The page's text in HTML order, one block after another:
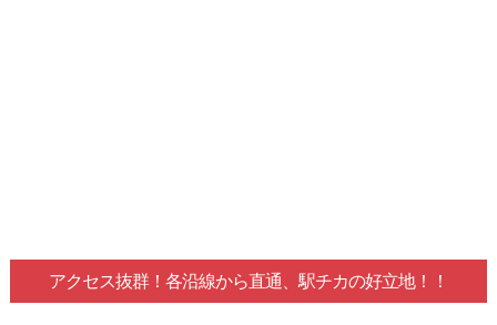
アクセス抜群！各沿線から直通、駅チカの好立地！！